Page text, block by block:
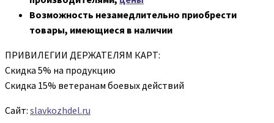
Возможность незамедлительно приобрести
товары, имеющиеся в наличии
ПРИВИЛЕГИИ ДЕРЖАТЕЛЯМ КАРТ:
Скидка 5% на продукцию
Скидка 15% ветеранам боевых действий
Сайт: slavkozhdel.ru